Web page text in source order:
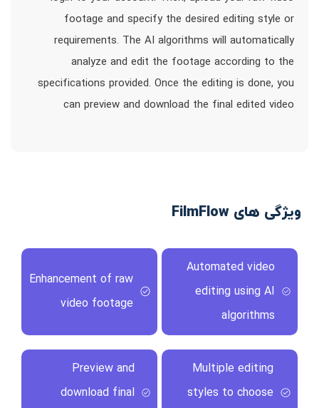
footage and specify the desired editing style or
requirements. The AI algorithms will automatically
analyze and edit the footage according to the
specifications provided. Once the editing is done, you
can preview and download the final edited video
ویژگی های FilmFlow
Automated video
editing using AI
algorithms
Enhancement of raw
video footage
Multiple editing
styles to choose
Preview and
download final